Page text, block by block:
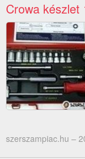
Crowa
szerszampiac.hu –